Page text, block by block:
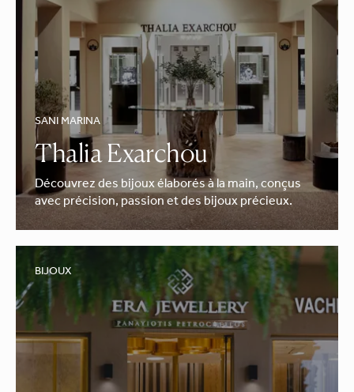
SANI MARINA
Thalia Exarchou
Découvrez des bijoux élaborés à la main, conçus
avec précision, passion et des bijoux précieux.
BIJOUX